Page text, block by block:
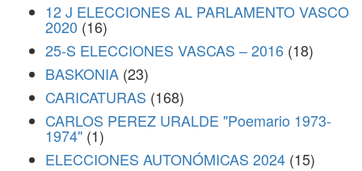
12 J ELECCIONES AL PARLAMENTO VASCO
2020 (16)
25-S ELECCIONES VASCAS – 2016 (18)
BASKONIA (23)
CARICATURAS (168)
CARLOS PEREZ URALDE "Poemario 1973-
1974" (1)
ELECCIONES AUTONÓMICAS 2024 (15)